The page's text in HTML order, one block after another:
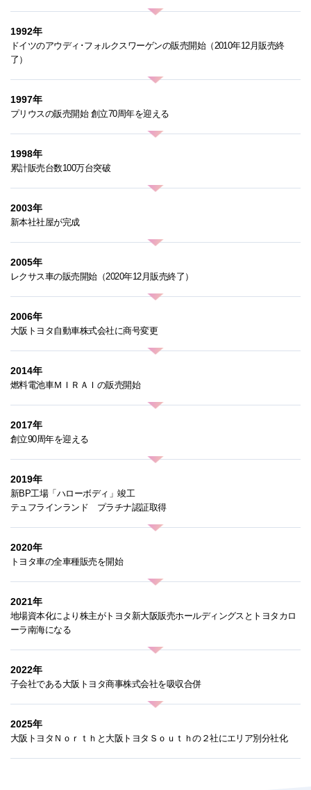
1992年
ドイツのアウディ･フォルクスワーゲンの販売開始（2010年12月販売終
了）
1997年
プリウスの販売開始 創立70周年を迎える
1998年
累計販売台数100万台突破
2003年
新本社社屋が完成
2005年
レクサス車の販売開始（2020年12月販売終了）
2006年
大阪トヨタ自動車株式会社に商号変更
2014年
燃料電池車ＭＩＲＡＩの販売開始
2017年
創立90周年を迎える
2019年
新BP工場「ハローボディ」竣工
テュフラインランド プラチナ認証取得
2020年
トヨタ車の全車種販売を開始
2021年
地場資本化により株主がトヨタ新大阪販売ホールディングスとトヨタカロ
ーラ南海になる
2022年
子会社である大阪トヨタ商事株式会社を吸収合併
2025年
大阪トヨタＮｏｒｔｈと大阪トヨタＳｏｕｔｈの２社にエリア別分社化